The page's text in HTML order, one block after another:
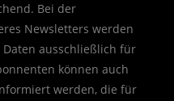
Bei der
Newsletters werden
ausschließlich für
können auch
werden, die für